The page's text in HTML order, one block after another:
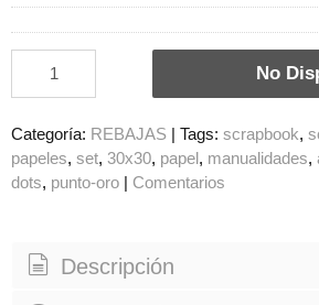
No
Categoría: REBAJAS | Tags: scrapbook
papeles set 30x30 papel manualidades
dots punto-oro | Comentarios
Descripción